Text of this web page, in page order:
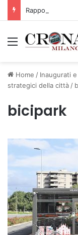
Rapporto
Menu
Home / Inaugurati
strategici della città /
bicipark